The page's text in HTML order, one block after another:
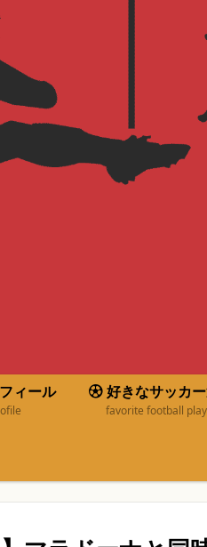
ィール
好きなサッカ
favorite football